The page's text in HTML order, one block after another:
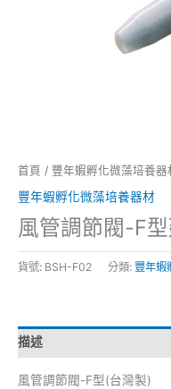
首頁 / 豐年蝦孵化微藻培養器
豐年蝦孵化微藻培養器材
風管調節閥-F
貨號: BSH-F02 分類: 豐年蝦
描述
風管調節閥-F型(台灣製)